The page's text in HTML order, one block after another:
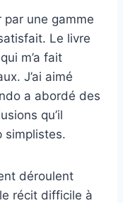
par une gamme
Le livre
m’a fait
J’ai aimé
a abordé des
qu’il
simplistes.
déroulent
récit difficile à